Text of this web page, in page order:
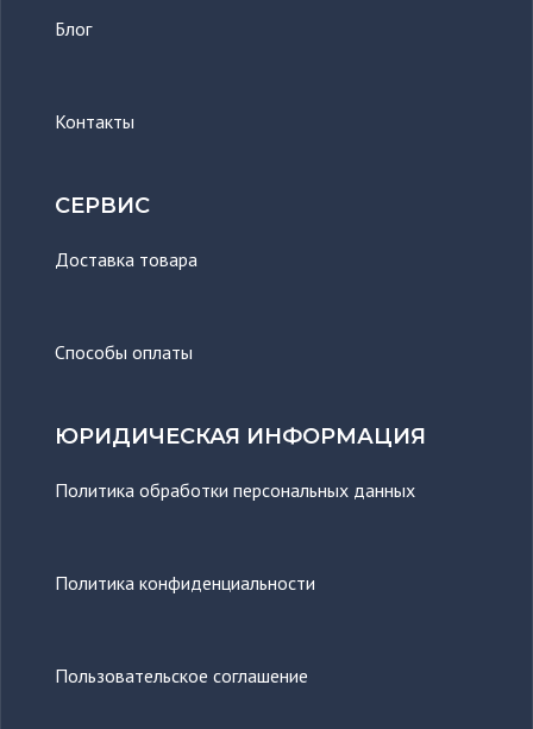
Блог
Контакты
СЕРВИС
Доставка товара
Способы оплаты
ЮРИДИЧЕСКАЯ ИНФОРМАЦИЯ
Политика обработки персональных данных
Политика конфиденциальности
Пользовательское соглашение